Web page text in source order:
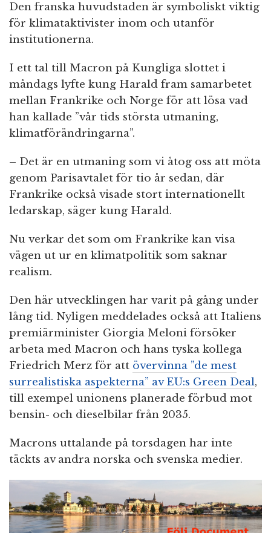
Den franska huvudstaden är symboliskt viktig
för klimataktivister inom och utanför
institutionerna.
I ett tal till Macron på Kungliga slottet i
måndags lyfte kung Harald fram samarbetet
mellan Frankrike och Norge för att lösa vad
han kallade ”vår tids största utmaning,
klimatförändringarna”.
– Det är en utmaning som vi åtog oss att möta
genom Parisavtalet för tio år sedan, där
Frankrike också visade stort internationellt
ledarskap, säger kung Harald.
Nu verkar det som om Frankrike kan visa
vägen ut ur en klimatpolitik som saknar
realism.
Den här utvecklingen har varit på gång under
lång tid. Nyligen meddelades också att Italiens
premiärminister Giorgia Meloni försöker
arbeta med Macron och hans tyska kollega
Friedrich Merz för att övervinna ”de mest
surrealistiska aspekterna” av EU:s Green Deal,
till exempel unionens planerade förbud mot
bensin- och dieselbilar från 2035.
Macrons uttalande på torsdagen har inte
täckts av andra norska och svenska medier.